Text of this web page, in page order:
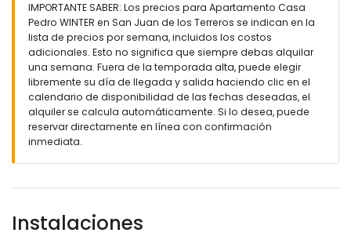
Exterior del apartamento
parcela cerrada
piscina comunitaria
piscina infantil
hermoso jardín con césped, muebles de jardín y
tumbonas
jardín comunitario con árboles
2 terrazas, de las cuales 1 está cubierta
barbacoa
ducha exterior
plaza de aparcamiento cubierta y privada
Más información
IMPORTANTE SABER: Los precios para Apartamento Casa
Pedro WINTER en San Juan de los Terreros se indican en la
lista de precios por semana, incluidos los costos
adicionales. Esto no significa que siempre debas alquilar
una semana. Fuera de la temporada alta, puede elegir
libremente su día de llegada y salida haciendo clic en el
calendario de disponibilidad de las fechas deseadas, el
alquiler se calcula automáticamente. Si lo desea, puede
reservar directamente en línea con confirmación
inmediata.
Instalaciones